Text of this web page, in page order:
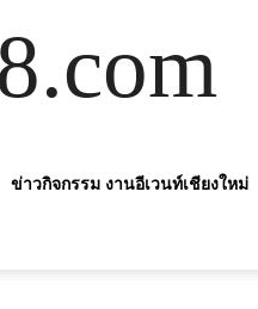
ข่าวกิจกรรม งานอีเวนท์เชียงใหม่